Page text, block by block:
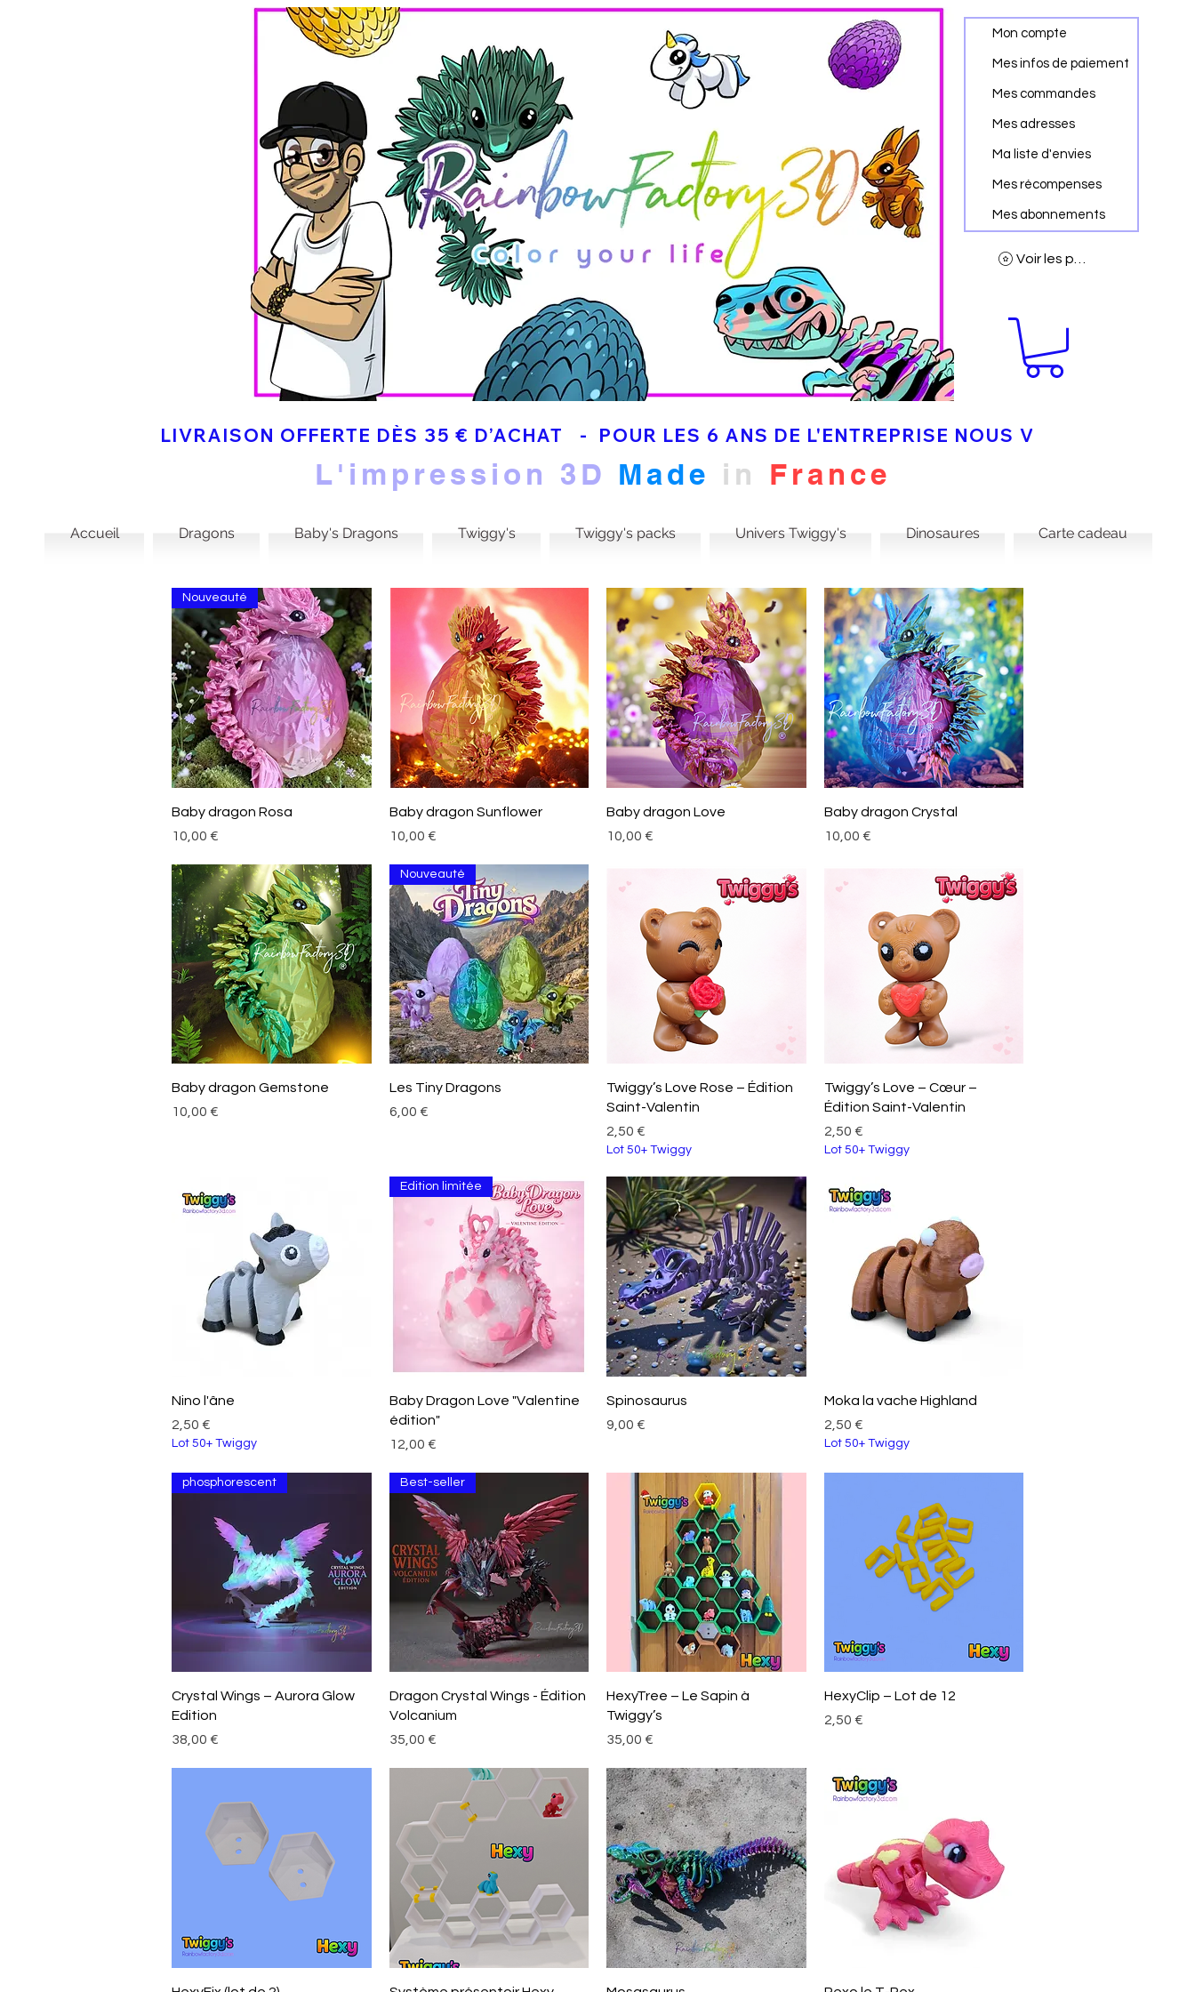
Mon compte
Mes infos de paiement
Mes commandes
Mes adresses
Ma liste d'envies
Mes récompenses
Mes abonnements
LIVRAISON OFFERTE DÈS 35 € D’ACHAT   -  POUR LES 6 ANS DE L'ENTREPRISE NOUS VOUS
L'impression 3D Made in France
Accueil Dragons Baby's Dragons Twiggy's Twiggy's packs Univers Twiggy's Dinosaures Carte cadeau
Aperçu rapide
Nouveauté
Baby dragon Rosa
Prix
10,00 €
Aperçu rapide
Baby dragon Sunflower
Prix
10,00 €
Aperçu rapide
Baby dragon Love
Prix
10,00 €
Aperçu rapide
Baby dragon Crystal
Prix
10,00 €
Aperçu rapide
Baby dragon Gemstone
Prix
10,00 €
Aperçu rapide
Nouveauté
Les Tiny Dragons
Prix
6,00 €
Aperçu rapide
Twiggy’s Love Rose – Édition
Saint-Valentin
Prix
2,50 €
Lot 50+ Twiggy
Aperçu rapide
Twiggy’s Love – Cœur –
Édition Saint-Valentin
Prix
2,50 €
Lot 50+ Twiggy
Aperçu rapide
Nino l'âne
Prix
2,50 €
Lot 50+ Twiggy
Aperçu rapide
Edition limitée
Baby Dragon Love "Valentine
édition"
Prix
12,00 €
Aperçu rapide
Spinosaurus
Prix
9,00 €
Aperçu rapide
Moka la vache Highland
Prix
2,50 €
Lot 50+ Twiggy
Aperçu rapide
phosphorescent
Crystal Wings – Aurora Glow
Edition
Prix
38,00 €
Aperçu rapide
Best-seller
Dragon Crystal Wings - Édition
Volcanium
Prix
35,00 €
Aperçu rapide
HexyTree – Le Sapin à
Twiggy’s
Prix
35,00 €
Aperçu rapide
HexyClip – Lot de 12
Prix
2,50 €